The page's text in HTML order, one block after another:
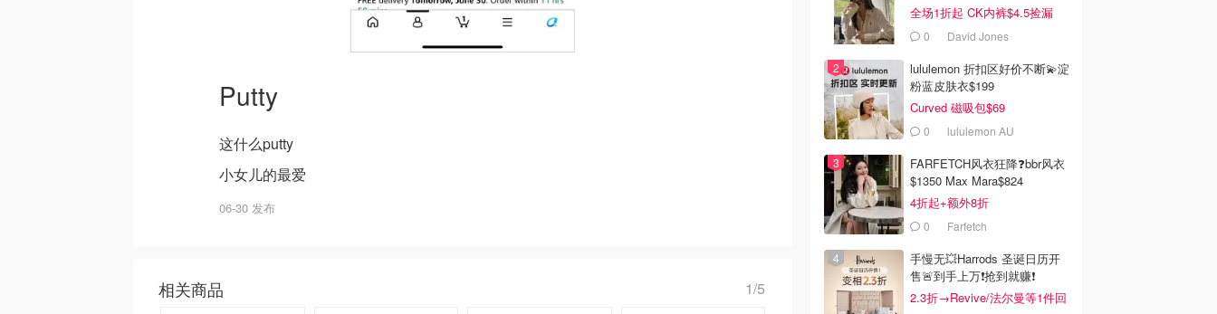
Putty
这什么putty
小女儿的最爱
06-30 发布
相关商品 1/5
全场1折起 CK内裤$4.5捡漏
0 David Jones
lululemon 折扣区好价不断💫淀
粉蓝皮肤衣$199
Curved 磁吸包$69
0 lululemon AU
FARFETCH风衣狂降❓bbr风衣
$1350 Max Mara$824
4折起+额外8折
0 Farfetch
手慢无💥Harrods 圣诞日历开
售🚨到手上万❗️抢到就赚❗️
2.3折→Revive/法尔曼等1件回